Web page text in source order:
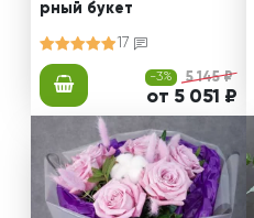
рный букет
17
-3% 5 145 ₽
от 5 051 ₽